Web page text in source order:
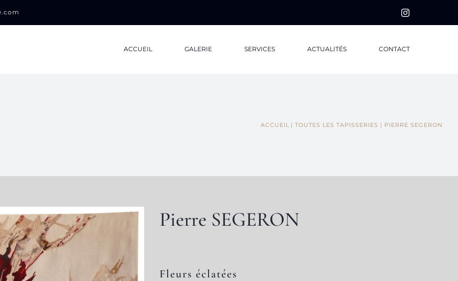
Instagram
ACCUEIL GALERIE SERVICES ACTUALITÉS CONTACT
ACCUEIL TOUTES LES TAPISSERIES PIERRE SEGERON
Pierre SEGERON
Fleurs éclatées